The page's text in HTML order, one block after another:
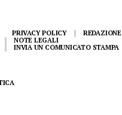
PRIVACY POLICY
REDAZIONE
NOTE LEGALI
INVIA UN COMUNICATO STAMPA